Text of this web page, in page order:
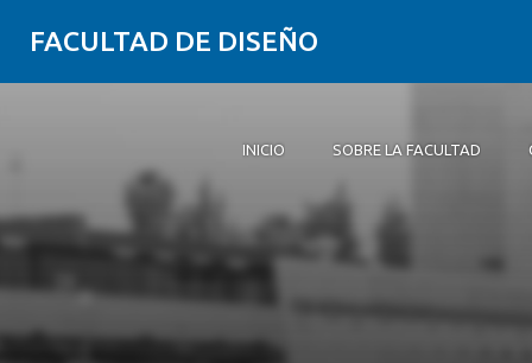
FACULTAD DE DISEÑO
INICIO SOBRE LA FACULTAD
Sobre la Facultad
Postgrados y educación continua
Investigación
Vinculación con el medio